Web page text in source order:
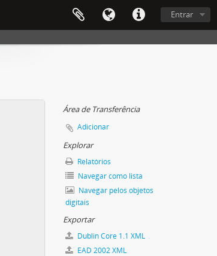
Entrar
Área de Transferência
Adicionar
Explorar
Relatórios
Navegar como lista
Navegar pelos objetos
digitais
Exportar
Dublin Core 1.1 XML
EAD 2002 XML